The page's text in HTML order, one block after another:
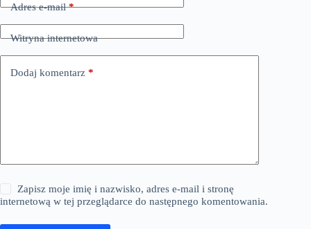
Adres e-mail*
Witryna internetowa
Dodaj komentarz *
Zapisz moje imię i nazwisko, adres e-mail i stronę
internetową w tej przeglądarce do następnego komentowania.